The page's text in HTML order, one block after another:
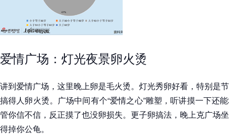
爱情广场：灯光夜景卵火烫
讲到爱情广场，这里晚上卵是毛火烫。灯光秀卵好看，特别是
搞得人卵火烫。广场中间有个“爱情之心”雕塑，听讲摸一下还
管你信不信，反正摸了也没卵损失。更子卵搞法，晚上克广场
得掉你公龟。